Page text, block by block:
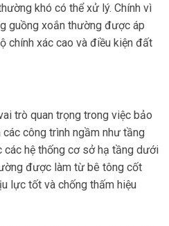
khó có thể xử lý. Chính vì
guồng xoắn thường được áp
chính xác cao và điều kiện đất
trò quan trọng trong việc bảo
công trình ngầm như tầng
các hệ thống cơ sở hạ tầng dưới
được làm từ bê tông cốt
lực tốt và chống thấm hiệu